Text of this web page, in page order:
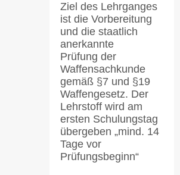
Ziel des Lehrganges
ist die Vorbereitung
und die staatlich
anerkannte
Prüfung der
Waffensachkunde
gemäß §7 und §19
Waffengesetz. Der
Lehrstoff wird am
ersten Schulungstag
übergeben „mind. 14
Tage vor
Prüfungsbeginn“